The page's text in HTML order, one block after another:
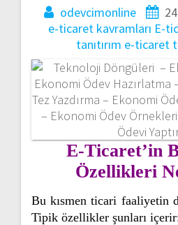
odevcimonline
e-ticaret kavramları E-
tanıtırım e-ticaret
E-Ticaret’in
Özellikleri
Bu kısmen ticari faaliyetin
Tipik özellikler şunları